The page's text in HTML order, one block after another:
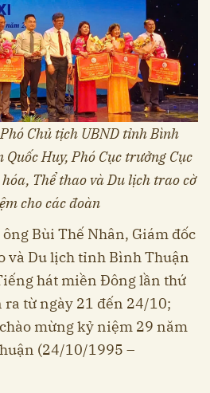
Chủ tịch UBND tỉnh Bình
Quốc Huy, Phó Cục trưởng Cục
hóa, Thể thao và Du lịch trao cờ
cho các đoàn
Bùi Thế Nhân, Giám đốc
và Du lịch tỉnh Bình Thuận
hát miền Đông lần thứ
ra từ ngày 21 đến 24/10;
mừng kỷ niệm 29 năm
(24/10/1995 –